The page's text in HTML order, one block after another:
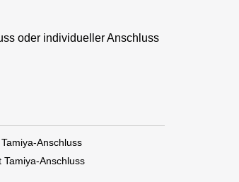
oder individueller Anschluss
Anschluss
Anschluss